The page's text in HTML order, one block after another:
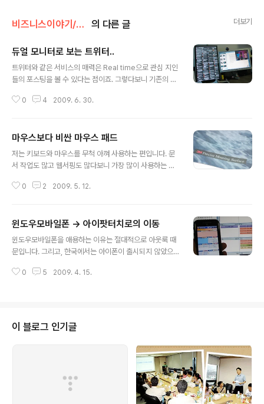
비즈니스이야기/컴퓨터이야기 의 다른 글 더보기
듀얼 모니터로 보는 트위터..
트위터와 같은 서비스의 매력은 Real time으로 관심 지인
들의 포스팅을 볼 수 있다는 점이죠. 그렇다보니 기존의 W
스를 사용하는 것이 더 편리합니다. 새로 갱신된 글을 빠르
보니 이거 생각보다 매력적이군요. ^^ 단점은 다른 작업을
하는데 여간 방해가 되는 것이 아닙니다. ^^ 트위터의 성공
을 보면서... 많은 것을 느끼게 되네요. ^^ 서비스는 역사처
서비스 플랫폼이 컨버징된다는 것 등등..
0 4 2009. 6. 30.
마우스보다 비싼 마우스 패드
저는 키보드와 마우스를 무척 아껴 사용하는 편입니다. 문
서 작업도 많고 웹서핑도 많다보니 가장 많이 사용하는 이
원이나 되는 비싼 키보드를 사용하기도 하고, 왠만한 마우
구입해서 사용할 필요가 있을까 하는 의구심이 들지만.. 막
상 비싼 마우스패드를 수 년간 사용해보니 역시 투자하기
를 잘 했다 싶은 생각이 드네요. 약 1만원에 육박하는 3M
나 STEEL로 된 마우스패드를 사용하다보니 도저히 다른
0 2 2009. 5. 12.
윈도우모바일폰 -> 아이팟터치로의 이동
윈도우모바일폰을 애용하는 이유는 절대적으로 아웃룩 때
문입니다. 그리고, 한국에서는 아이폰이 출시되지 않았으
윈도우모바일폰에 기댈 수 밖에 없죠. 테스트를 위해 과감
은 저와 같은 경험을 하시게 될 듯.. [우려점] 1. 아웃룩의 주
소록, 작업, 메모, 캘린더를 어떻게 사용해야지? 2. 메일은
어떻게 이용해야지? 대충 위 2가지가 가장 큰 걱정이더군
요. [해결책] 1. 캘린더 : Google Calendar Sync 프로
그램으로 아웃룩의 일정을 구글캘린더와 동기화합니다. 2.
0 5 2009. 4. 15.
이 블로그 인기글